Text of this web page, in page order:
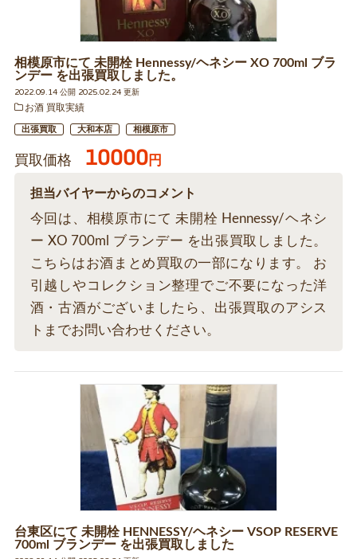
相模原市にて 未開栓 Hennessy/ヘネシー XO 700ml ブラ
ンデー を出張買取しました。
2022.09.14 公開 2025.02.24 更新
お酒 買取実績
出張買取 大和本店 相模原市
買取価格 10000円
担当バイヤーからのコメント
今回は、相模原市にて 未開栓 Hennessy/ヘネシ
ー XO 700ml ブランデー を出張買取しました。
こちらはお酒まとめ買取の一部になります。 お
引越しやコレクション整理でご不要になった洋
酒・古酒がございましたら、出張買取のアシス
トまでお問い合わせください。
台東区にて 未開栓 HENNESSY/ヘネシー VSOP RESERVE
700ml ブランデー を出張買取しました